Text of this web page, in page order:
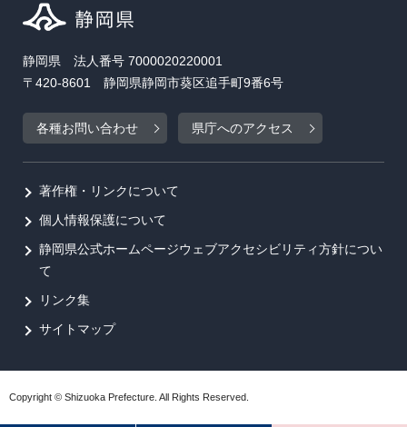
静岡県 法人番号 7000020220001
〒420-8601 静岡県静岡市葵区追手町9番6号
各種お問い合わせ 県庁へのアクセス
著作権・リンクについて
個人情報保護について
静岡県公式ホームページウェブアクセシビリティ方針につい
て
リンク集
サイトマップ
Copyright © Shizuoka Prefecture. All Rights Reserved.